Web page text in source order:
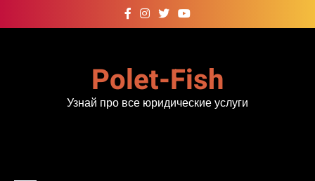
к
Polet-Fish
Узнай про все юридические услуги